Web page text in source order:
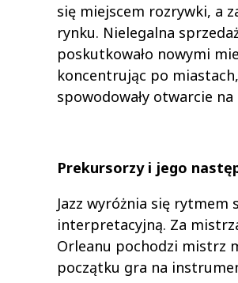
się miejscem rozrywki, a
rynku. Nielegalna
poskutkowało nowymi
koncentrując po
spowodowały otwarcie
Prekursorzy i jego
Jazz wyróżnia się
interpretacyjną. Za
Orleanu pochodzi mistrz
początku gra na